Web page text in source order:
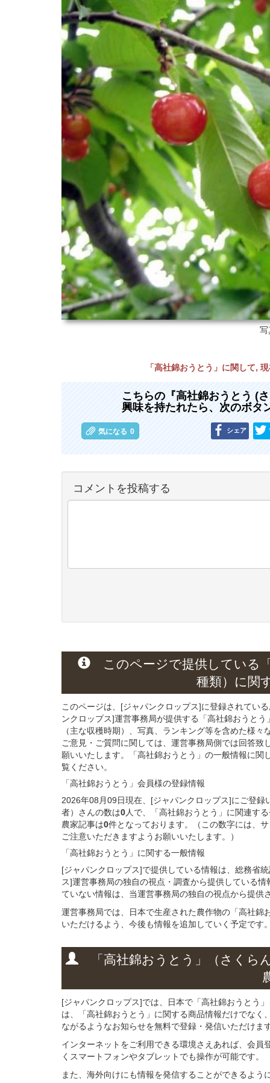
写
「高社錦おうとう」に関して,
こちらの『高社錦おうとう (
興味を持たれたら、次のボタ
気になる 0 シェア
コメントを投稿する
このページで提供している
種類） に関
このページは、[ジャパンクロップス]に登録されてい
ンクロップス]運営事務局が提供する「高社錦おうとう
（主な収穫時期）、写真、ランキング等を含めた様
ご意見・ご質問に関しては、運営事務局側では回答
願いいたします。「高社錦おうとう」の一般情報に
覧ください。
「高社錦おうとう」会員様の登録情報
2026年08月09日現在、[ジャパンクロップス]にご登
者）さんの数は0人で、「高社錦おうとう」に関連す
農家記事は0件となっております。（この数字には、
ご注意いただきますようお願いいたします。）
「高社錦おうとう」に関する一般情報
[ジャパンクロップス]で提供している情報は、総務省
ス]運営事務局の独自の視点・調査から提供している
ていない情報は、当運営事務局の独自の視点から提供
運営事務局では、日本で生産された農作物の「高社
いただけるよう、今後も情報を追加していく予定です
「高社錦おうとう」
（さくら
[ジャパンクロップス]では、日本で「高社錦おうとう
は、「高社錦おうとう」に関する商品情報だけでな
ながるようなお知らせを無料で登録・発信いただけま
インターネットをご利用できる環境さえあれば、会
くスマートフォンやタブレットでも操作が可能です。
また、海外向けにも情報を発信することができるよう